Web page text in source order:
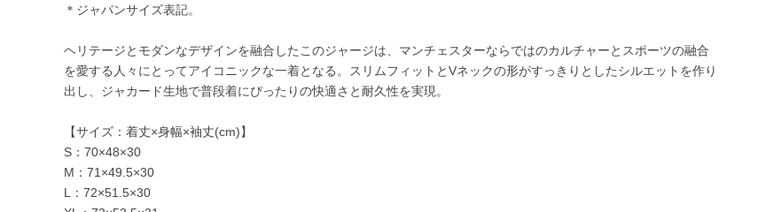
＊ジャパンサイズ表記。
ヘリテージとモダンなデザインを融合したこのジャージは、マンチェスターならではのカルチャーとスポーツの融合
を愛する人々にとってアイコニックな一着となる。スリムフィットとVネックの形がすっきりとしたシルエットを作り
出し、ジャカード生地で普段着にぴったりの快適さと耐久性を実現。
【サイズ：着丈×身幅×袖丈(cm)】
S：70×48×30
M：71×49.5×30
L：72×51.5×30